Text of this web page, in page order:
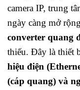
camera IP, trung
ngày càng mở
converter quang
thiếu. Đây là thiết
hiệu điện
(cáp quang) và